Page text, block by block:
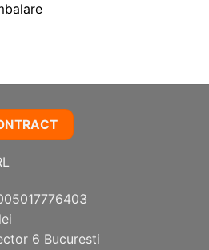
6 Bucuresti